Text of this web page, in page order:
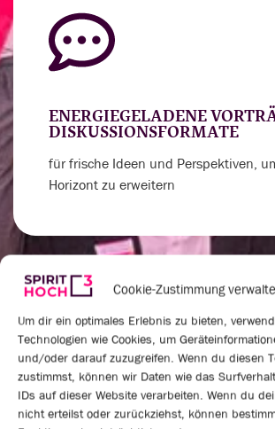
Cookie-Zustimmung
Um dir ein optimales Erlebnis zu bieten,
Technologien wie Cookies, um
und/oder darauf zuzugreifen. Wenn du diesen
zustimmst, können wir Daten wie das
IDs auf dieser Website verarbeiten. Wenn du
nicht erteilst oder zurückziehst, können
ENERGIEGELADENE
DISKUSSIONSFORMATE
für frische Ideen und Perspektiven,
Horizont zu erweitern
VERNETZUNGSRUNDEN
PRAXISAUSTAUSCH